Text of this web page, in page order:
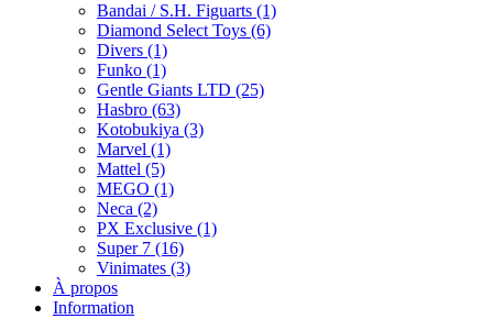
Bandai / S.H. Figuarts (1)
Diamond Select Toys (6)
Divers (1)
Funko (1)
Gentle Giants LTD (25)
Hasbro (63)
Kotobukiya (3)
Marvel (1)
Mattel (5)
MEGO (1)
Neca (2)
PX Exclusive (1)
Super 7 (16)
Vinimates (3)
À propos
Information